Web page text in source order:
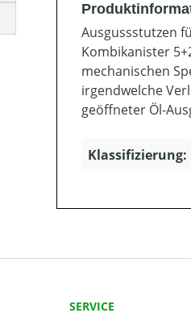
Ausgussstutzen
Kombikanister
mechanischen
irgendwelche
geöffneter Öl-
Klassifizierung:
SERVICE